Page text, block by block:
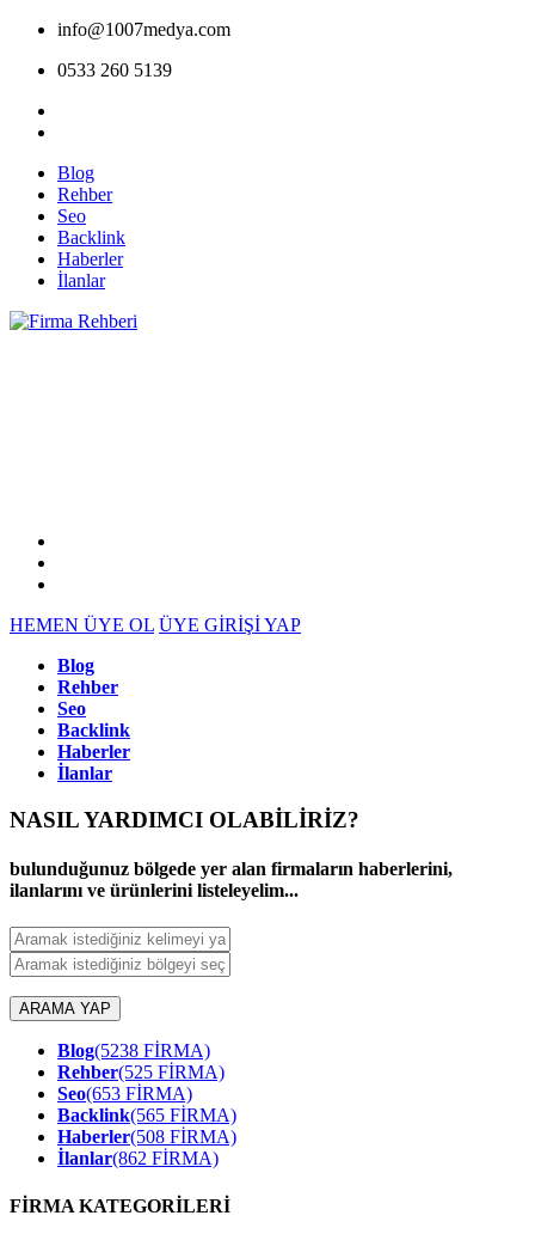
info@1007medya.com
0533 260 5139
Blog
Rehber
Seo
Backlink
Haberler
İlanlar
HEMEN ÜYE OL ÜYE GİRİŞİ YAP
Blog
Rehber
Seo
Backlink
Haberler
İlanlar
NASIL YARDIMCI OLABİLİRİZ?
bulunduğunuz bölgede yer alan firmaların haberlerini,
ilanlarını ve ürünlerini listeleyelim...
ARAMA YAP
Blog(5238 FİRMA)
Rehber(525 FİRMA)
Seo(653 FİRMA)
Backlink(565 FİRMA)
Haberler(508 FİRMA)
İlanlar(862 FİRMA)
FİRMA KATEGORİLERİ